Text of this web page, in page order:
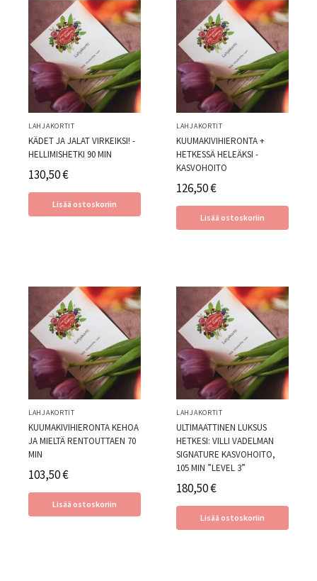
LAHJAKORTIT
KÄDET JA JALAT VIRKEIKSI! -
HELLIMISHETKI 90 MIN
130,50€
Lisää ostoskoriin
LAHJAKORTIT
KUUMAKIVIHIERONTA +
HETKESSÄ HELEÄKSI -
KASVOHOITO
126,50€
Lisää ostoskoriin
LAHJAKORTIT
KUUMAKIVIHIERONTA KEHOA
JA MIELTÄ RENTOUTTAEN 70
MIN
103,50€
Lisää ostoskoriin
LAHJAKORTIT
ULTIMAATTINEN LUKSUS
HETKESI: VILLI VADELMAN
SIGNATURE KASVOHOITO,
105 MIN ”LEVEL 3”
180,50€
Lisää ostoskoriin